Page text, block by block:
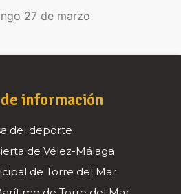
27 de marzo
información
del deporte
de Vélez-Málaga
de Torre del Mar